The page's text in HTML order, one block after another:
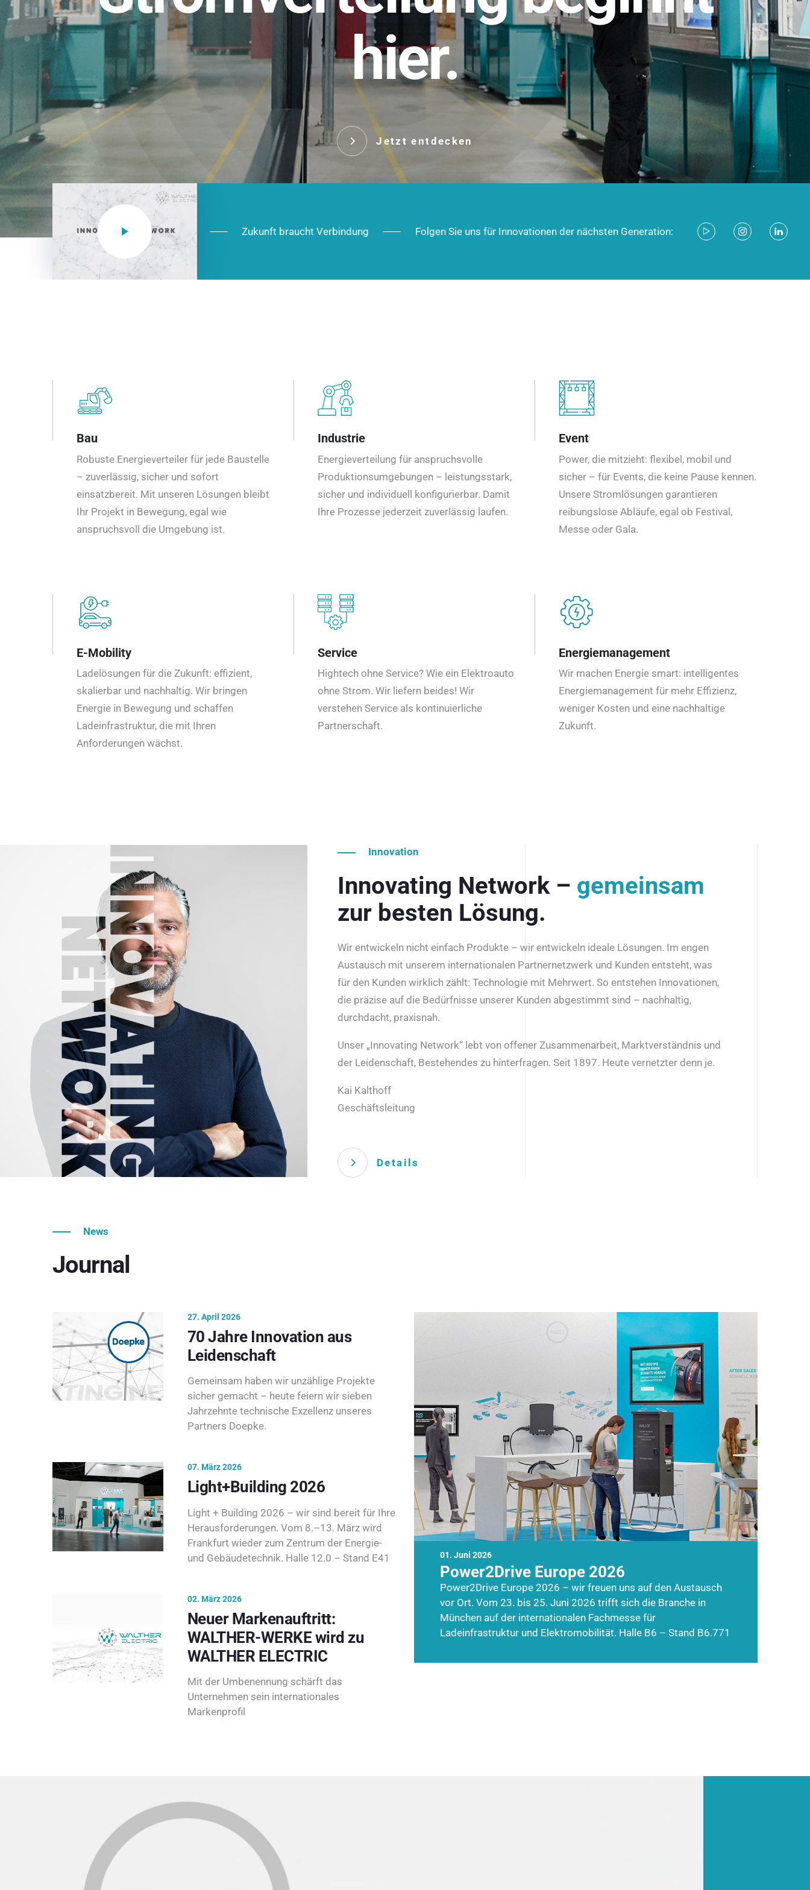
hier.
Jetzt entdecken
NEO CEE: Energieverteilung mit System. Robust im Alltag,
effizient in der Installation, zukunftsfähig im Ausbau.
Das innovative Stecksystem für industrielle Anwendungen –
robust, IP-geschützt und zukunftsfähig.
Jetzt entdecken
Zukunft braucht Verbindung Folgen Sie uns für Innovationen der nächsten Generation:
Bau
Robuste Energieverteiler für jede Baustelle
– zuverlässig, sicher und sofort
einsatzbereit. Mit unseren Lösungen bleibt
Ihr Projekt in Bewegung, egal wie
anspruchsvoll die Umgebung ist.
Industrie
Energieverteilung für anspruchsvolle
Produktionsumgebungen – leistungsstark,
sicher und individuell konfigurierbar. Damit
Ihre Prozesse jederzeit zuverlässig laufen.
Event
Power, die mitzieht: flexibel, mobil und
sicher – für Events, die keine Pause kennen.
Unsere Stromlösungen garantieren
reibungslose Abläufe, egal ob Festival,
Messe oder Gala.
E-Mobility
Ladelösungen für die Zukunft: effizient,
skalierbar und nachhaltig. Wir bringen
Energie in Bewegung und schaffen
Ladeinfrastruktur, die mit Ihren
Anforderungen wächst.
Service
Hightech ohne Service? Wie ein Elektroauto
ohne Strom. Wir liefern beides! Wir
verstehen Service als kontinuierliche
Partnerschaft.
Energiemanagement
Wir machen Energie smart: intelligentes
Energiemanagement für mehr Effizienz,
weniger Kosten und eine nachhaltige
Zukunft.
Innovation
Innovating Network – gemeinsam
zur besten Lösung.
Wir entwickeln nicht einfach Produkte – wir entwickeln ideale Lösungen. Im engen
Austausch mit unserem internationalen Partnernetzwerk und Kunden entsteht, was
für den Kunden wirklich zählt: Technologie mit Mehrwert. So entstehen Innovationen,
die präzise auf die Bedürfnisse unserer Kunden abgestimmt sind – nachhaltig,
durchdacht, praxisnah.
Unser „Innovating Network“ lebt von offener Zusammenarbeit, Marktverständnis und
der Leidenschaft, Bestehendes zu hinterfragen. Seit 1897. Heute vernetzter denn je.
Kai Kalthoff
Geschäftsleitung
Details
News
Journal
01. Juni 2026
Power2Drive Europe 2026
Power2Drive Europe 2026 – wir freuen uns auf den Austausch
vor Ort. Vom 23. bis 25. Juni 2026 trifft sich die Branche in
München auf der internationalen Fachmesse für
Ladeinfrastruktur und Elektromobilität. Halle B6 – Stand B6.771
27. April 2026
70 Jahre Innovation aus
Leidenschaft
Gemeinsam haben wir unzählige Projekte
sicher gemacht – heute feiern wir sieben
Jahrzehnte technische Exzellenz unseres
Partners Doepke.
07. März 2026
Light+Building 2026
Light + Building 2026 – wir sind bereit für Ihre
Herausforderungen. Vom 8.–13. März wird
Frankfurt wieder zum Zentrum der Energie-
und Gebäudetechnik. Halle 12.0 – Stand E41
02. März 2026
Neuer Markenauftritt:
WALTHER-WERKE wird zu
WALTHER ELECTRIC
Mit der Umbenennung schärft das
Unternehmen sein internationales
Markenprofil